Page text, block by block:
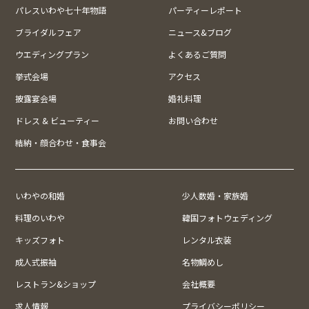
パレスいわや七十年物語
パーティーレポート
ブライダルフェア
ニュース&ブログ
ウエディングプラン
よくあるご質問
挙式会場
アクセス
披露宴会場
婚礼料理
ドレス & ビューティー
お問い合わせ
結納・顔合わせ・食事会
いわやの和婚
少人数婚・家族婚
料理のいわや
韓国フォトウェディング
キッズフォト
レンタル衣装
成人式振袖
名物鯛めし
レストラン&ショップ
会社概要
求人情報
プライバシーポリシー